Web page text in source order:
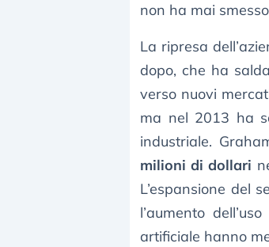
non ha mai
La ripresa
dopo, che ha
verso nuovi
ma nel 2013 ha
industriale.
milioni di dollari
L’espansione del
l’aumento
artificiale hanno